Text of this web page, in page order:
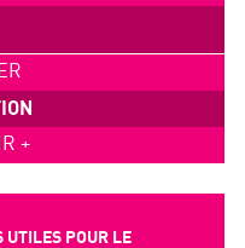
+
UTILES POUR LE